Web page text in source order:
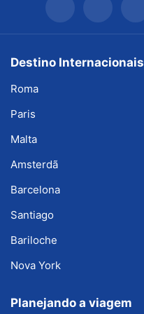
Destino Internacionais
Roma
Paris
Malta
Amsterdã
Barcelona
Santiago
Bariloche
Nova York
Planejando a viagem